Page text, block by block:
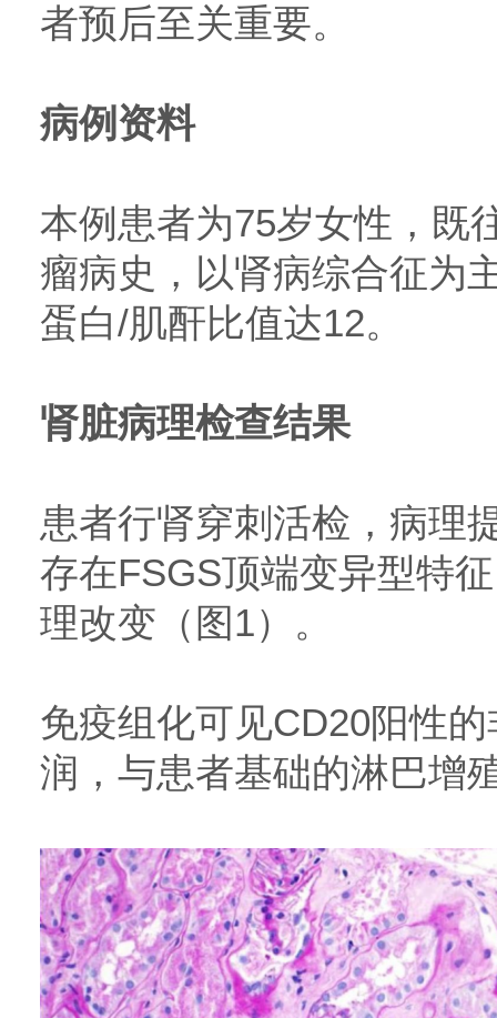
者预后至关重要。
病例资料
本例患者为75岁女性，既
瘤病史，以肾病综合征为
蛋白/肌酐比值达12。
肾脏病理检查结果
患者行肾穿刺活检，病理
存在FSGS顶端变异型特
理改变（图1）。
免疫组化可见CD20阳性
润，与患者基础的淋巴增